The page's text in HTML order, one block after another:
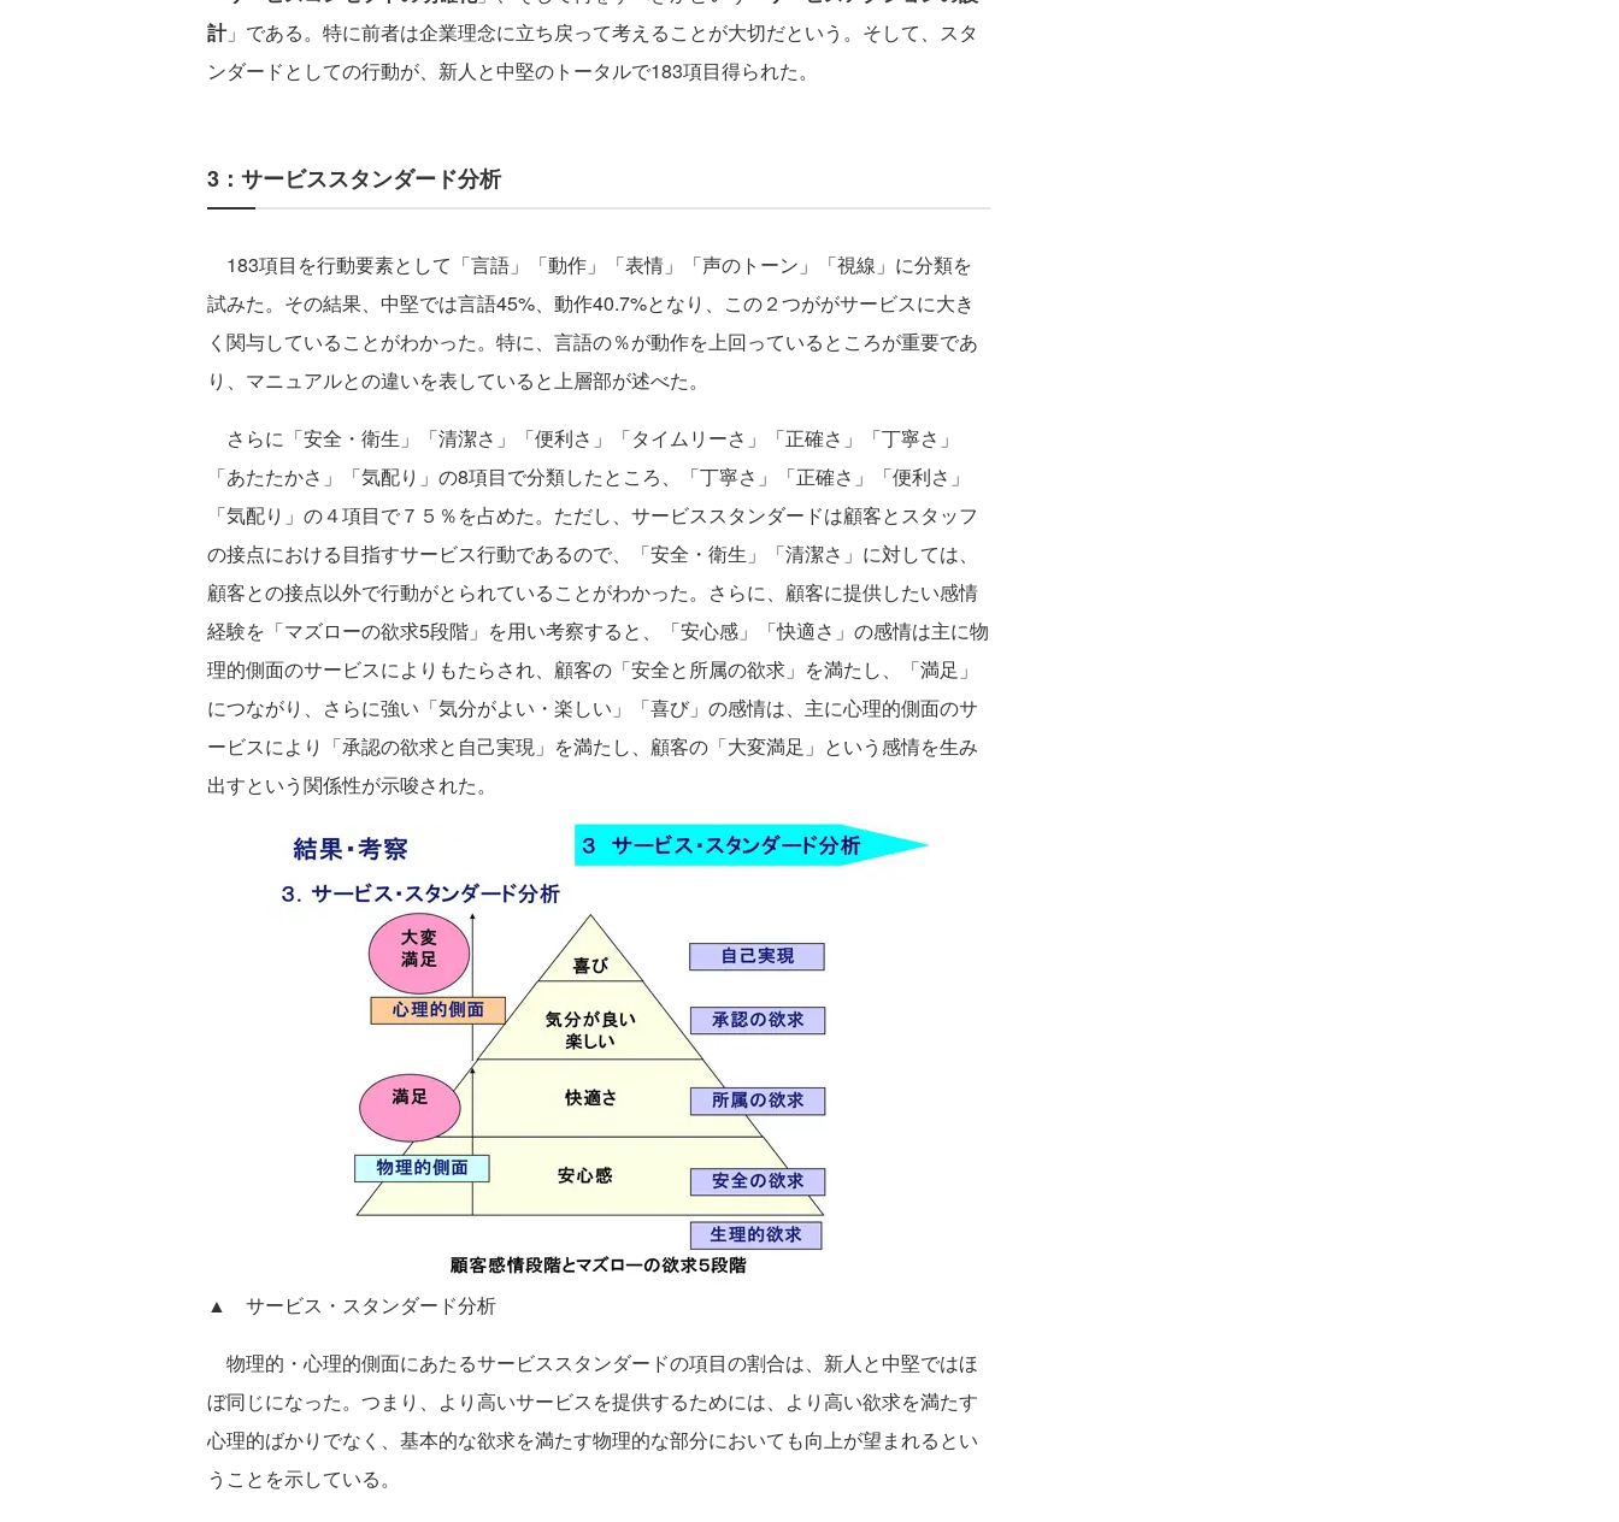
計」である。特に前者は企業理念に立ち戻って考えることが大切だという。そして、スタ
ンダードとしての行動が、新人と中堅のトータルで183項目得られた。
3：サービススタンダード分析
183項目を行動要素として「言語」「動作」「表情」「声のトーン」「視線」に分類を
試みた。その結果、中堅では言語45%、動作40.7%となり、この２つががサービスに大き
く関与していることがわかった。特に、言語の％が動作を上回っているところが重要であ
り、マニュアルとの違いを表していると上層部が述べた。
さらに「安全・衛生」「清潔さ」「便利さ」「タイムリーさ」「正確さ」「丁寧さ」
「あたたかさ」「気配り」の8項目で分類したところ、「丁寧さ」「正確さ」「便利さ」
「気配り」の４項目で７５％を占めた。ただし、サービススタンダードは顧客とスタッフ
の接点における目指すサービス行動であるので、「安全・衛生」「清潔さ」に対しては、
顧客との接点以外で行動がとられていることがわかった。さらに、顧客に提供したい感情
経験を「マズローの欲求5段階」を用い考察すると、「安心感」「快適さ」の感情は主に物
理的側面のサービスによりもたらされ、顧客の「安全と所属の欲求」を満たし、「満足」
につながり、さらに強い「気分がよい・楽しい」「喜び」の感情は、主に心理的側面のサ
ービスにより「承認の欲求と自己実現」を満たし、顧客の「大変満足」という感情を生み
出すという関係性が示唆された。
▲ サービス・スタンダード分析
物理的・心理的側面にあたるサービススタンダードの項目の割合は、新人と中堅ではほ
ぼ同じになった。つまり、より高いサービスを提供するためには、より高い欲求を満たす
心理的ばかりでなく、基本的な欲求を満たす物理的な部分においても向上が望まれるとい
うことを示している。